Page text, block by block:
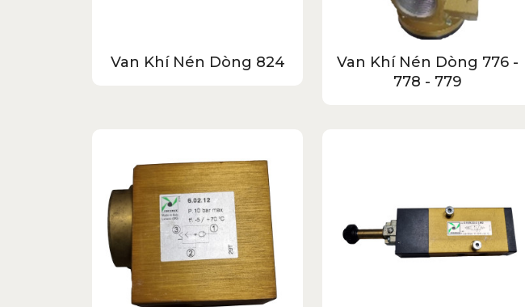
Van Khí Nén Dòng 824
Van Khí Nén Dòng 776 -
778 - 779